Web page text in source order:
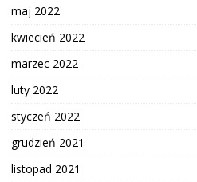
maj 2022
kwiecień 2022
marzec 2022
luty 2022
styczeń 2022
grudzień 2021
listopad 2021